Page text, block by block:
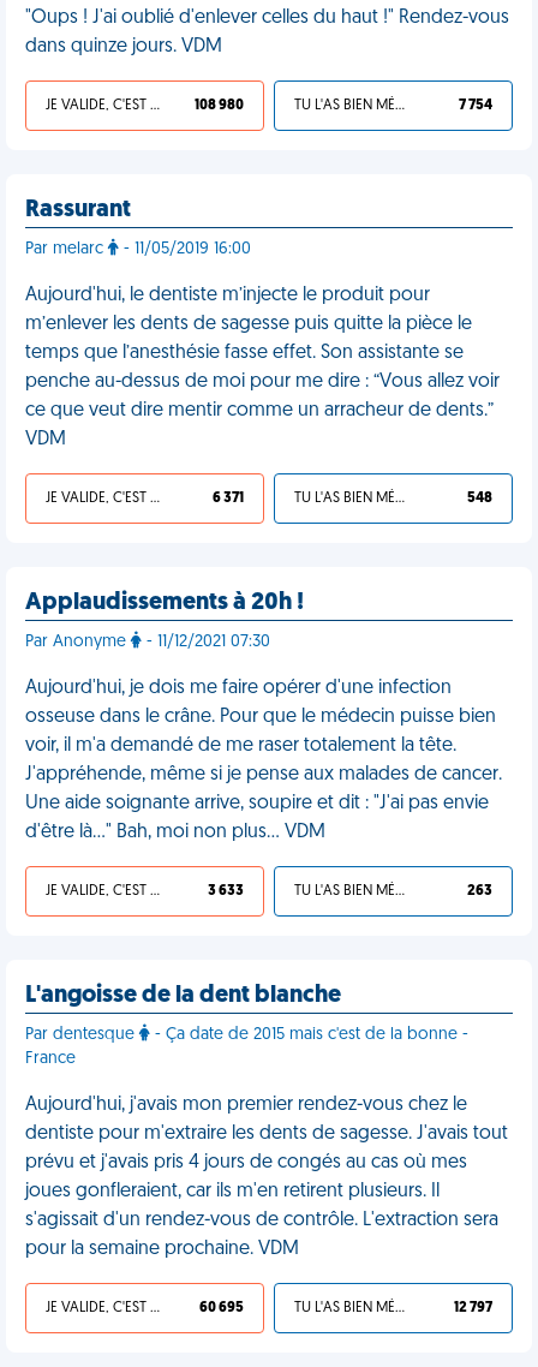
"Oups ! J'ai oublié d'enlever celles du haut !" Rendez-vous
dans quinze jours. VDM
JE VALIDE, C'EST UNE VDM 108 980 TU L'AS BIEN MÉRITÉ 7 754
Rassurant
Par melarc - 11/05/2019 16:00
Aujourd'hui, le dentiste m’injecte le produit pour
m’enlever les dents de sagesse puis quitte la pièce le
temps que l’anesthésie fasse effet. Son assistante se
penche au-dessus de moi pour me dire : “Vous allez voir
ce que veut dire mentir comme un arracheur de dents.”
VDM
JE VALIDE, C'EST UNE VDM 6 371 TU L'AS BIEN MÉRITÉ 548
Applaudissements à 20h !
Par Anonyme - 11/12/2021 07:30
Aujourd'hui, je dois me faire opérer d'une infection
osseuse dans le crâne. Pour que le médecin puisse bien
voir, il m'a demandé de me raser totalement la tête.
J'appréhende, même si je pense aux malades de cancer.
Une aide soignante arrive, soupire et dit : "J'ai pas envie
d'être là…" Bah, moi non plus… VDM
JE VALIDE, C'EST UNE VDM 3 633 TU L'AS BIEN MÉRITÉ 263
L'angoisse de la dent blanche
Par dentesque
- Ça date de 2015 mais c'est de la bonne -
France
Aujourd'hui, j'avais mon premier rendez-vous chez le
dentiste pour m'extraire les dents de sagesse. J'avais tout
prévu et j'avais pris 4 jours de congés au cas où mes
joues gonfleraient, car ils m'en retirent plusieurs. Il
s'agissait d'un rendez-vous de contrôle. L'extraction sera
pour la semaine prochaine. VDM
JE VALIDE, C'EST UNE VDM 60 695 TU L'AS BIEN MÉRITÉ 12 797